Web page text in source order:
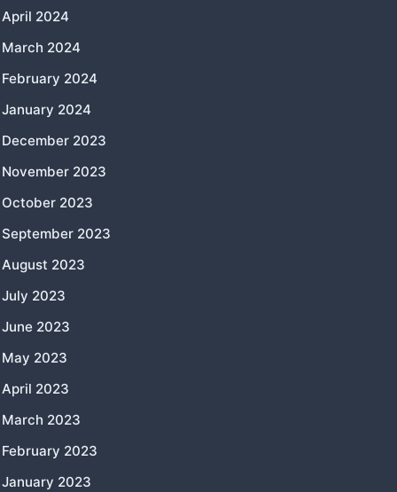
April 2024
March 2024
February 2024
January 2024
December 2023
November 2023
October 2023
September 2023
August 2023
July 2023
June 2023
May 2023
April 2023
March 2023
February 2023
January 2023